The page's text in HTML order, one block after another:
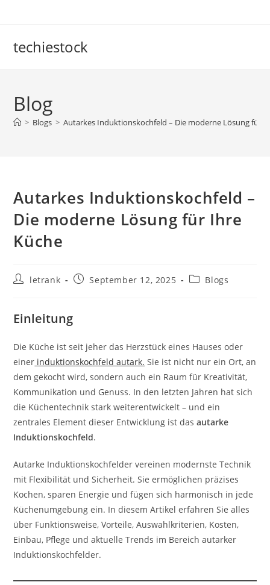
techiestock
Blog
> Blogs > Autarkes Induktionskochfeld – Die moderne Lösung für
Autarkes Induktionskochfeld –
Die moderne Lösung für Ihre
Küche
Postletrank
PostSeptember 12, 2025
PostBlogs
Einleitung
Die Küche ist seit jeher das Herzstück eines Hauses oder
einer induktionskochfeld autark. Sie ist nicht nur ein Ort, an
dem gekocht wird, sondern auch ein Raum für Kreativität,
Kommunikation und Genuss. In den letzten Jahren hat sich
die Küchentechnik stark weiterentwickelt – und ein
zentrales Element dieser Entwicklung ist dasautarke
Induktionskochfeld.
Autarke Induktionskochfelder vereinen modernste Technik
mit Flexibilität und Sicherheit. Sie ermöglichen präzises
Kochen, sparen Energie und fügen sich harmonisch in jede
Küchenumgebung ein. In diesem Artikel erfahren Sie alles
über Funktionsweise, Vorteile, Auswahlkriterien, Kosten,
Einbau, Pflege und aktuelle Trends im Bereich autarker
Induktionskochfelder.